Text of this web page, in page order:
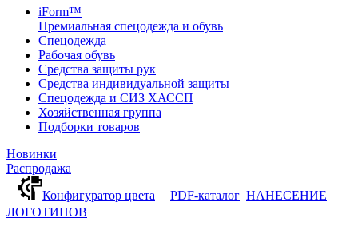
iForm™
Премиальная спецодежда и обувь
Спецодежда
Рабочая обувь
Средства защиты рук
Средства индивидуальной защиты
Спецодежда и СИЗ ХАССП
Хозяйственная группа
Подборки товаров
Новинки
Распродажа
Конфигуратор цвета
PDF-каталог НАНЕСЕНИЕ
ЛОГОТИПОВ